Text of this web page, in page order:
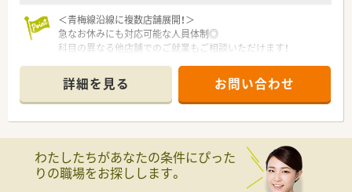
＜青梅線沿線に複数店舗展開！＞
急なお休みにも対応可能な人員体制◎
科目の異なる他店舗でのご就業もご相談いただけます！
大手ならではの充実の教育・研修制度をご用意！
新卒採用も積極的に実施しています♪
調剤未経験の方や、ブランクから復帰される方にもオススメの薬
局です。
詳細を見る お問い合わせ
わたしたちがあなたの条件にぴった
りの職場をお探しします。